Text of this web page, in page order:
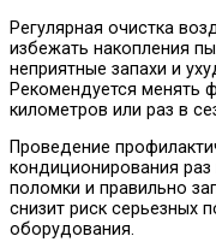
Регулярная очистка
избежать накопления
неприятные запахи и
Рекомендуется менять
километров или раз в
Проведение
кондиционирования
поломки и правильно
снизит риск серьезных
оборудования.